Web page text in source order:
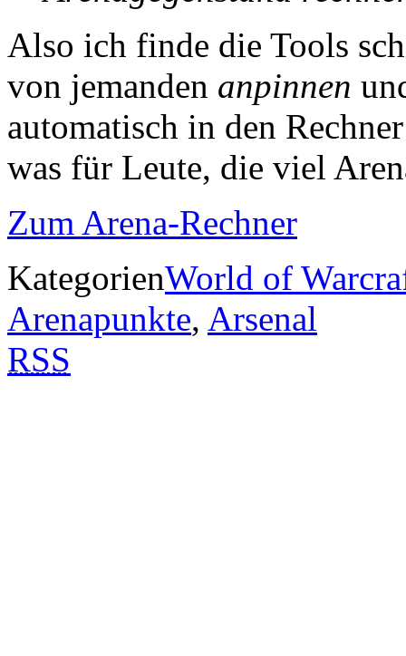
Also ich finde die Tools
von jemanden anpinnen
automatisch in den
was für Leute, die viel
Zum Arena-Rechner
KategorienWorld of
Arenapunkte, Arsenal
RSS